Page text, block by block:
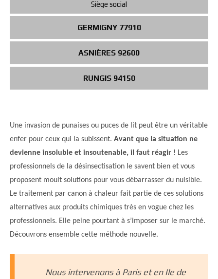
Siège social
GERMIGNY 77910
ASNIÈRES 92600
RUNGIS 94150
Une invasion de punaises ou puces de lit peut être un véritable
enfer pour ceux qui la subissent. Avant que la situation ne
devienne insoluble et insoutenable, il faut réagir ! Les
professionnels de la désinsectisation le savent bien et vous
proposent moult solutions pour vous débarrasser du nuisible.
Le traitement par canon à chaleur fait partie de ces solutions
alternatives aux produits chimiques très en vogue chez les
professionnels. Elle peine pourtant à s’imposer sur le marché.
Découvrons ensemble cette méthode nouvelle.
Nous intervenons à Paris et en Ile de